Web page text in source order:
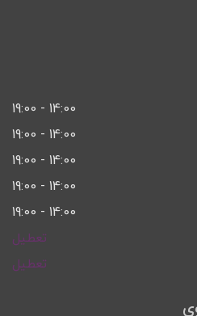
14:00 - 19:00
14:00 - 19:00
14:00 - 19:00
14:00 - 19:00
14:00 - 19:00
تعطیل
تعطیل